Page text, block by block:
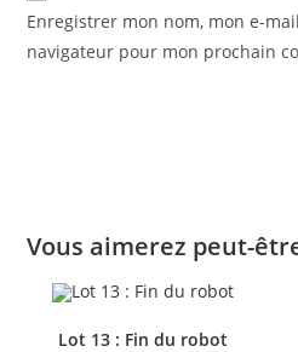
Enregistrer mon nom, mon e-
navigateur pour mon prochain
Vous aimerez peut-
Lot 13 : Fin du robot